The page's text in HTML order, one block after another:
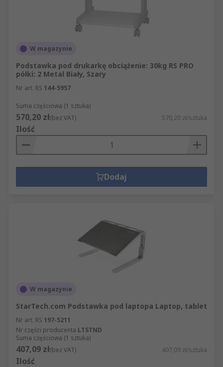
W magazynie
Podstawka pod drukarkę obciążenie: 30kg RS PRO
półki: 2 Metal Biały, Szary
Nr art. RS 144-5957
Suma częściowa (1 sztuka)
570,20 zł(bez VAT) 570,20 zł/sztuka
Ilość
Dodaj
W magazynie
StarTech.com Podstawka pod laptopa Laptop, tablet
Nr art. RS 197-5211
Nr części producenta LTSTND
Suma częściowa (1 sztuka)
407,09 zł(bez VAT) 407,09 zł/sztuka
Ilość